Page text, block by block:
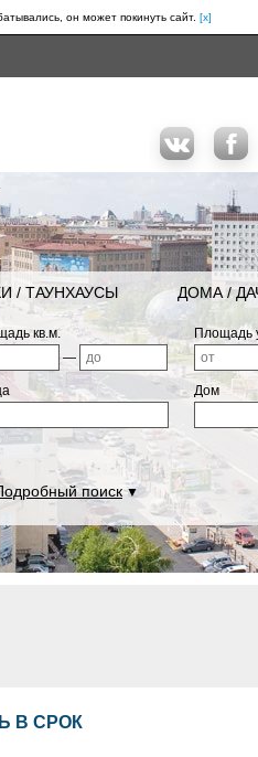
он может покинуть сайт. [x]
/ ТАУНХАУСЫ ДОМА /
кв.м.
—
Площадь
Дом
поиск▼
В СРОК